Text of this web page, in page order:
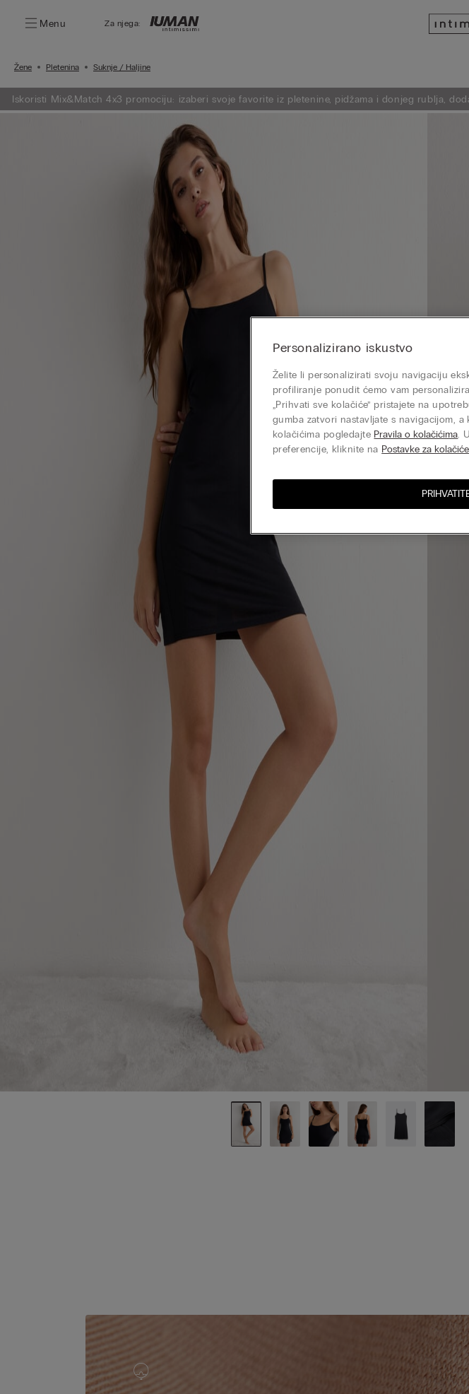
Menu Za njega:
Žene Pletenina Suknje / Haljine
Iskoristi Mix&Match 4x3 promociju: izaberi svoje favorite iz pletenine, pidžama i donjeg rublja,
samo 3.
Personalizirano iskustvo
Želite li personalizirati svoju navigaciju
profiliranje ponudit ćemo vam
„Prihvati sve kolačiće” pristajete na
gumba zatvori nastavljate s navigacijom,
kolačićima pogledajte Pravila o kolačićima.
preferencije, kliknite na Postavke za kolačiće